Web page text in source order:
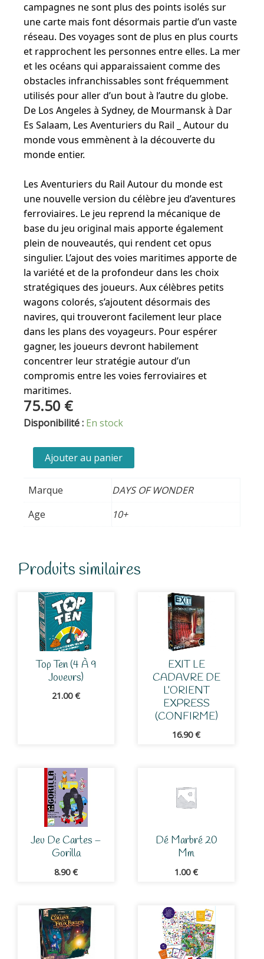
campagnes ne sont plus des points isolés sur
une carte mais font désormais partie d’un vaste
réseau. Des voyages sont de plus en plus courts
et rapprochent les personnes entre elles. La mer
et les océans qui apparaissaient comme des
obstacles infranchissables sont fréquemment
utilisés pour aller d’un bout à l’autre du globe.
De Los Angeles à Sydney, de Mourmansk à Dar
Es Salaam, Les Aventuriers du Rail _ Autour du
monde vous emmènent à la découverte du
monde entier.
Les Aventuriers du Rail Autour du monde est
une nouvelle version du célèbre jeu d’aventures
ferroviaires. Le jeu reprend la mécanique de
base du jeu original mais apporte également
plein de nouveautés, qui rendent cet opus
singulier. L’ajout des voies maritimes apporte de
la variété et de la profondeur dans les choix
stratégiques des joueurs. Aux célèbres petits
wagons colorés, s’ajoutent désormais des
navires, qui trouveront facilement leur place
dans les plans des voyageurs. Pour espérer
gagner, les joueurs devront habilement
concentrer leur stratégie autour d’un
compromis entre les voies ferroviaires et
maritimes.
75.50 €
Disponibilité : En stock
quantité
Les
Aventuriers
Rail
Ajouter au panier
Marque
DAYS OF WONDER
Age
10+
Produits similaires
Top Ten (4 À 9
Joueurs)
21.00€
EXIT LE
CADAVRE DE
L’ORIENT
EXPRESS
(CONFIRME)
16.90€
Jeu De Cartes –
Gorilla
8.90€
Dé Marbré 20
Mm
1.00€